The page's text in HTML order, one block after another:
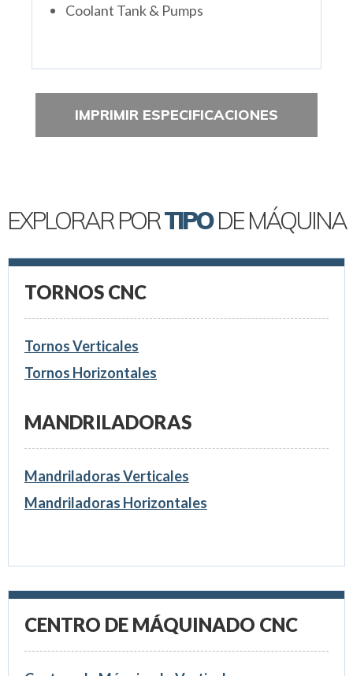
Coolant Tank & Pumps
IMPRIMIR ESPECIFICACIONES
EXPLORAR PORTIPODE MÁQUINA
TORNOS CNC
Tornos Verticales
Tornos Horizontales
MANDRILADORAS
Mandriladoras Verticales
Mandriladoras Horizontales
CENTRO DE MÁQUINADO CNC